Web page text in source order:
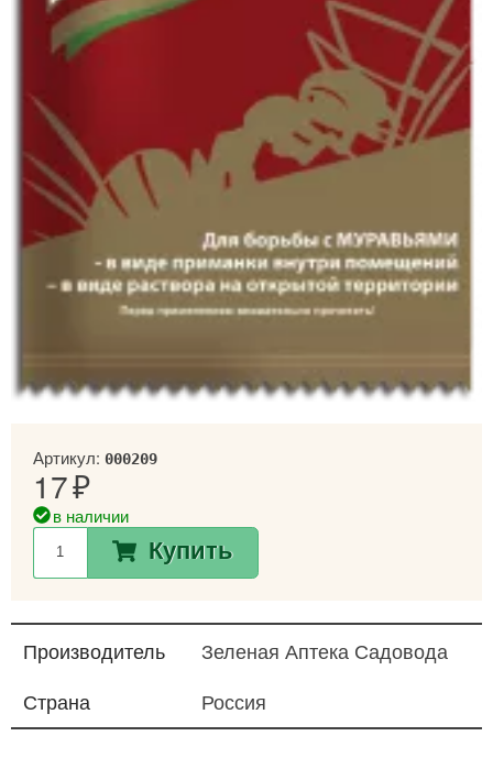
Артикул: 000209
17
в наличии
Купить
Производитель
Зеленая Аптека Садовода
Страна
Россия